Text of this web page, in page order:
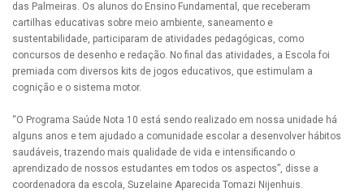
das Palmeiras. Os alunos do Ensino Fundamental, que receberam
cartilhas educativas sobre meio ambiente, saneamento e
sustentabilidade, participaram de atividades pedagógicas, como
concursos de desenho e redação. No final das atividades, a Escola foi
premiada com diversos kits de jogos educativos, que estimulam a
cognição e o sistema motor.
“O Programa Saúde Nota 10 está sendo realizado em nossa unidade há
alguns anos e tem ajudado a comunidade escolar a desenvolver hábitos
saudáveis, trazendo mais qualidade de vida e intensificando o
aprendizado de nossos estudantes em todos os aspectos”, disse a
coordenadora da escola, Suzelaine Aparecida Tomazi Nijenhuis.